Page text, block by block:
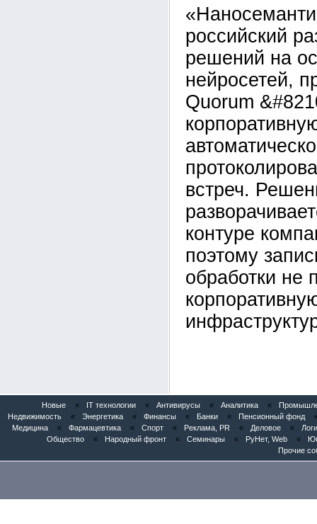
российский
решений на
нейросетей,
Quorum
встреч.
контуре
поэтому
обработки не
Новые « IT технологии « Антивирусы « Аналитика «
Недвижимость
« Энергетика « Финансы « Банки « Пенсионный фонд
Медицина
« Фармацевтика « Спорт « Реклама, PR « Деловое «
Общество
« Народный фронт « Семинары « РуНет, Web «
Прочие